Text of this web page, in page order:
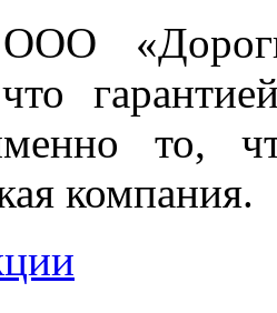
ООО
то,
компания.